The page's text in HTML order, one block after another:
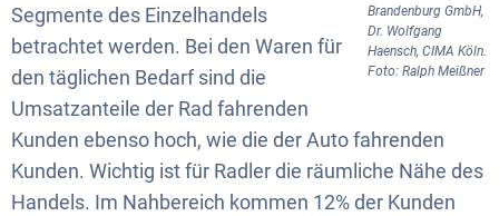
Brandenburg GmbH,
Dr. Wolfgang
Haensch, CIMA Köln.
Foto: Ralph Meißner
Segmente des Einzelhandels
betrachtet werden. Bei den Waren für
den täglichen Bedarf sind die
Umsatzanteile der Rad fahrenden
Kunden ebenso hoch, wie die der Auto fahrenden
Kunden. Wichtig ist für Radler die räumliche Nähe des
Handels. Im Nahbereich kommen 12% der Kunden